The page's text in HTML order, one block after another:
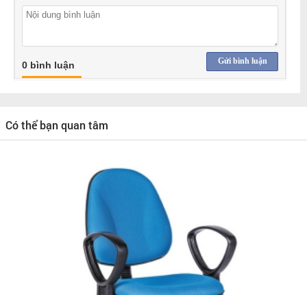
Gửi bình luận
0 bình luận
Có thể bạn quan tâm